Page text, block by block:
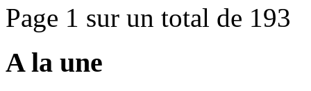
Page 1 sur un total de 193
A la une